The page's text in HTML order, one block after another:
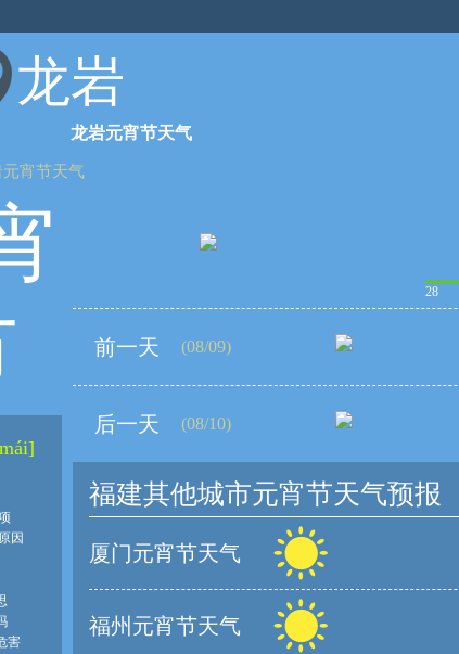
龙岩
龙岩元宵节天气
元宵节天气
因
害
28
前一天 (08/09)
后一天 (08/10)
福建其他城市元宵节天气预报
厦门元宵节天气
福州元宵节天气